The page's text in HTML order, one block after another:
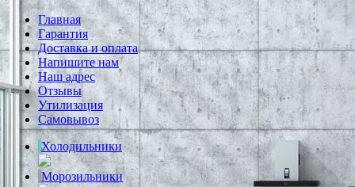
Главная
Гарантия
Доставка и оплата
Напишите нам
Наш адрес
Отзывы
Утилизация
Самовывоз
Холодильники
Морозильники